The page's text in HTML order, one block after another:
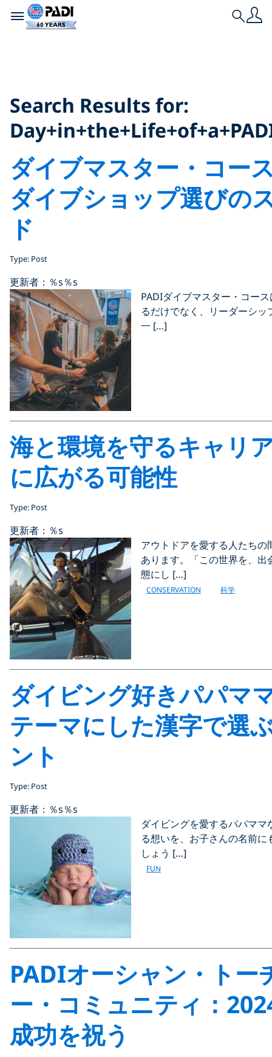
Toggle navigation Search
Search Results for:
ダイブマスター・コー
ダイブショップ選びの
ド
Type: Post
更新者：％s％s
PADIダイブマスター・コー
るだけでなく、リーダーシ
一 […]
海と環境を守るキャリ
に広がる可能性
Type: Post
更新者：％s
アウトドアを愛する人たち
あります。「この世界を、
態にし […]
CONSERVATION 科学
ダイビング好きパパマ
テーマにした漢字で選
ント
Type: Post
更新者：％s％s
ダイビングを愛するパパマ
る想いを、お子さんの名前
しょう […]
FUN
PADIオーシャン・トー
ー・コミュニティ：
成功を祝う